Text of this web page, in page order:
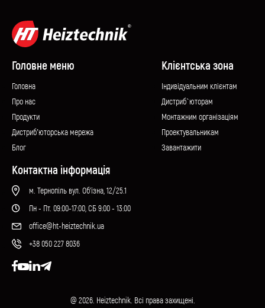
Головне меню
Головна
Про нас
Продукти
Дистриб’юторська мережа
Блог
Клієнтська зона
Iндивідуальним клієнтам
Дистриб`юторам
Монтажним організаціям
Проектувальникам
Завантажити
Контактна інформація
м. Тернопіль вул. Об'їзна, 12/25.1
Пн - Пт. 09:00-17:00, СБ 9:00 - 13:00
office@ht-heiztechnik.ua
+38 050 227 8036
@ 2026. Heiztechnik. Всі права захищені.